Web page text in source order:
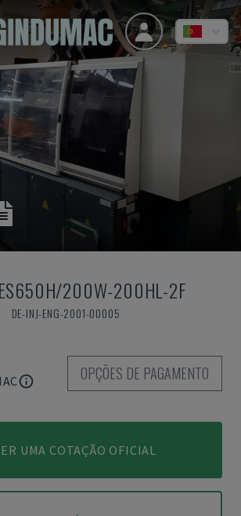
ES650H/200W-200HL-2F
DE-INJ-ENG-2001-00005
OPÇÕES DE PAGAMENTO
UMA COTAÇÃO OFICIAL